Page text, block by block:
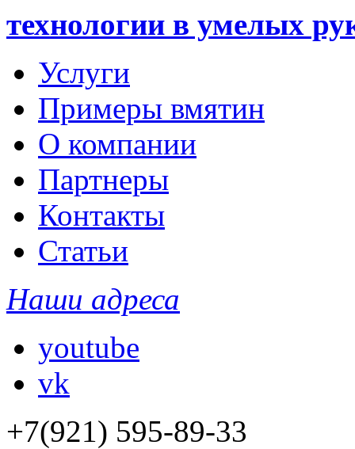
технологии в умелых
Услуги
Примеры вмятин
О компании
Партнеры
Контакты
Статьи
Наши адреса
youtube
vk
+7(921) 595-89-33